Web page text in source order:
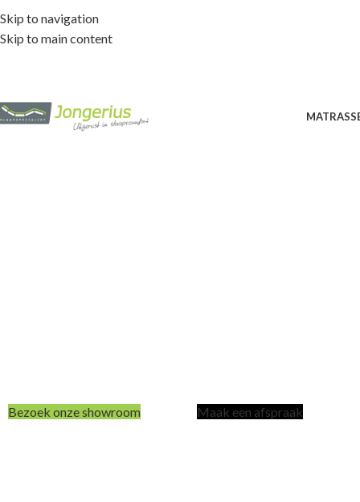
Skip to navigation
Skip to main content
Bezoek onze showroom Maak een afspraak